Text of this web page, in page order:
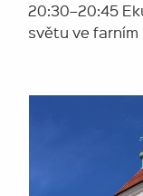
20:30–20:45
světu ve